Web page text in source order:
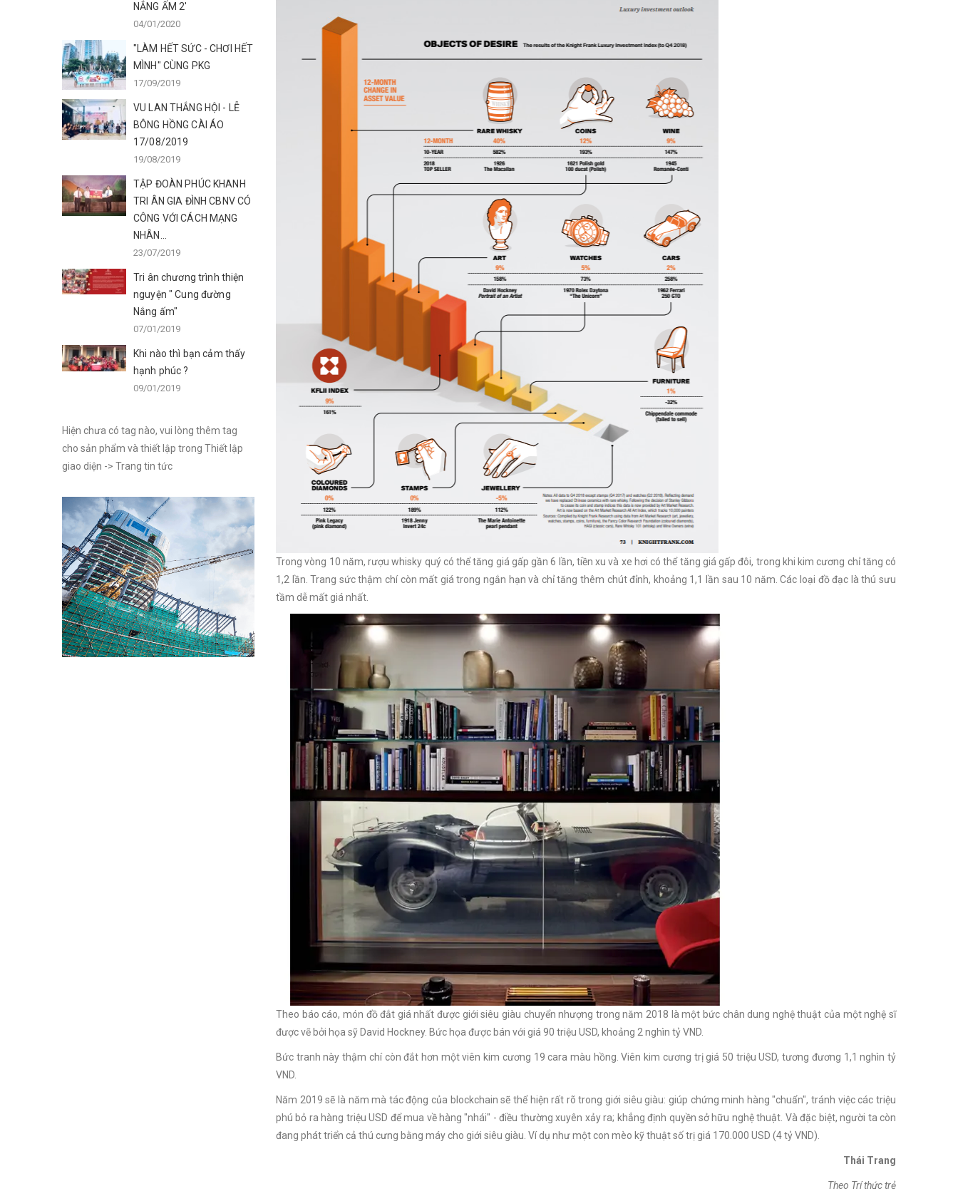
Trong vòng 10 năm, rượu whisky quý có thể tăng giá gấp gần 6 lần, tiền xu và xe hơi có thể tăng giá gấp đôi, trong khi kim cương chỉ tăng có
1,2 lần. Trang sức thậm chí còn mất giá trong ngắn hạn và chỉ tăng thêm chút đỉnh, khoảng 1,1 lần sau 10 năm. Các loại đồ đạc là thú sưu
tầm dễ mất giá nhất.
Theo báo cáo, món đồ đắt giá nhất được giới siêu giàu chuyển nhượng trong năm 2018 là một bức chân dung nghệ thuật của một nghệ sĩ
được vẽ bởi họa sỹ David Hockney. Bức họa được bán với giá 90 triệu USD, khoảng 2 nghìn tỷ VND.
Bức tranh này thậm chí còn đắt hơn một viên kim cương 19 cara màu hồng. Viên kim cương trị giá 50 triệu USD, tương đương 1,1 nghìn tỷ
VND.
Năm 2019 sẽ là năm mà tác động của blockchain sẽ thể hiện rất rõ trong giới siêu giàu: giúp chứng minh hàng "chuẩn", tránh việc các triệu
phú bỏ ra hàng triệu USD để mua về hàng "nhái" - điều thường xuyên xảy ra; khẳng định quyền sở hữu nghệ thuật. Và đặc biệt, người ta còn
đang phát triển cả thú cưng bằng máy cho giới siêu giàu. Ví dụ như một con mèo kỹ thuật số trị giá 170.000 USD (4 tỷ VND).
Thái Trang
Theo Trí thức trẻ
NẮNG ẤM 2'
04/01/2020
"LÀM HẾT SỨC - CHƠI HẾT
MÌNH" CÙNG PKG
17/09/2019
VU LAN THẮNG HỘI - LỄ
BÔNG HỒNG CÀI ÁO
17/08/2019
19/08/2019
TẬP ĐOÀN PHÚC KHANH
TRI ÂN GIA ĐÌNH CBNV CÓ
CÔNG VỚI CÁCH MẠNG
NHÂN...
23/07/2019
Tri ân chương trình thiện
nguyện " Cung đường
Nắng ấm"
07/01/2019
Khi nào thì bạn cảm thấy
hạnh phúc ?
09/01/2019
Hiện chưa có tag nào, vui lòng thêm tag
cho sản phẩm và thiết lập trong Thiết lập
giao diện -> Trang tin tức